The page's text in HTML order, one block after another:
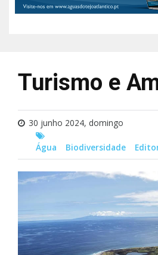
Turismo e
30 junho 2024, domingo
Água Biodiversidade